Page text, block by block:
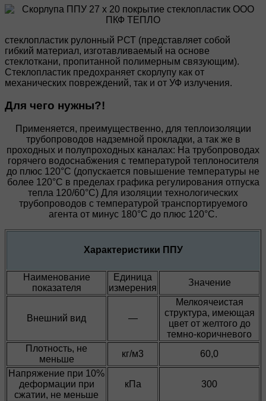
стеклопластик рулонный РСТ (представляет собой
гибкий материал, изготавливаемый на основе
стеклоткани, пропитанной полимерным связующим).
Стеклопластик предохраняет скорлупу как от
механических повреждений, так и от УФ излучения.
Для чего нужны?!
Применяется, преимущественно, для теплоизоляции
трубопроводов надземной прокладки, а так же в
проходных и полупроходных каналах: На трубопроводах
горячего водоснабжения с температурой теплоносителя
до плюс 120°С (допускается повышение температуры не
более 120°С в пределах графика регулирования отпуска
тепла 120/60°С) Для изоляции технологических
трубопроводов с температурой транспортируемого
агента от минус 180°С до плюс 120°С.
Характеристики ППУ
Наименование
показателя
Единица
измерения
Значение
Внешний вид —
Мелкоячеистая
структура, имеющая
цвет от желтого до
темно-коричневого
Плотность, не
меньше
кг/м3
60,0
Напряжение при 10%
деформации при
сжатии, не меньше
кПа 300